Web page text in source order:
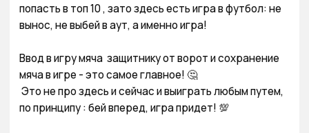
попасть в топ 10 , зато здесь есть игра в футбол: не
вынос, не выбей в аут, а именно игра!
Ввод в игру мяча  защитнику от ворот и сохранение
мяча в игре - это самое главное! 🤔
по принципу : бей вперед, игра придет! 💯